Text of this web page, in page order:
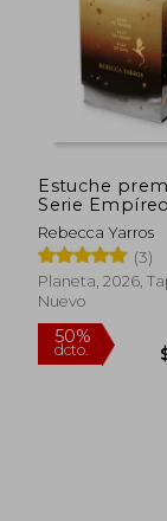
Estuche
Serie
de sangre +
hierro + Alas
Rebecca Yarros
(3)
Planeta, 2026,
Nuevo